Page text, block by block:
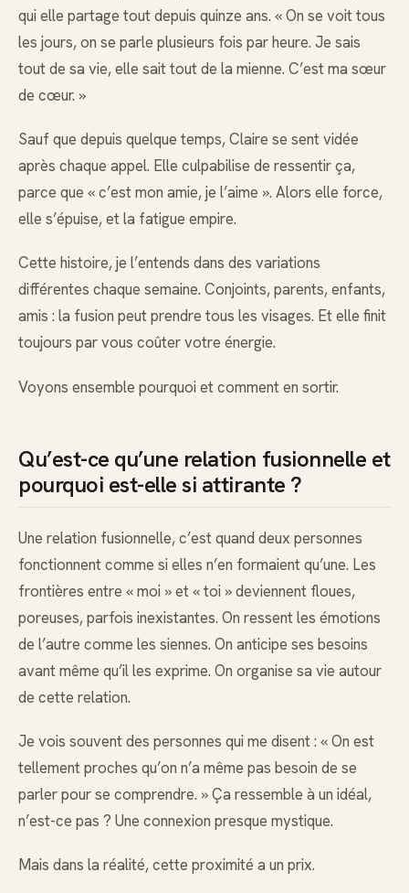
qui elle partage tout depuis quinze ans. « On se voit tous
les jours, on se parle plusieurs fois par heure. Je sais
tout de sa vie, elle sait tout de la mienne. C’est ma sœur
de cœur. »
Sauf que depuis quelque temps, Claire se sent vidée
après chaque appel. Elle culpabilise de ressentir ça,
parce que « c’est mon amie, je l’aime ». Alors elle force,
elle s’épuise, et la fatigue empire.
Cette histoire, je l’entends dans des variations
différentes chaque semaine. Conjoints, parents, enfants,
amis : la fusion peut prendre tous les visages. Et elle finit
toujours par vous coûter votre énergie.
Voyons ensemble pourquoi et comment en sortir.
Qu’est-ce qu’une relation fusionnelle et
pourquoi est-elle si attirante ?
Une relation fusionnelle, c’est quand deux personnes
fonctionnent comme si elles n’en formaient qu’une. Les
frontières entre « moi » et « toi » deviennent floues,
poreuses, parfois inexistantes. On ressent les émotions
de l’autre comme les siennes. On anticipe ses besoins
avant même qu’il les exprime. On organise sa vie autour
de cette relation.
Je vois souvent des personnes qui me disent : « On est
tellement proches qu’on n’a même pas besoin de se
parler pour se comprendre. » Ça ressemble à un idéal,
n’est-ce pas ? Une connexion presque mystique.
Mais dans la réalité, cette proximité a un prix.